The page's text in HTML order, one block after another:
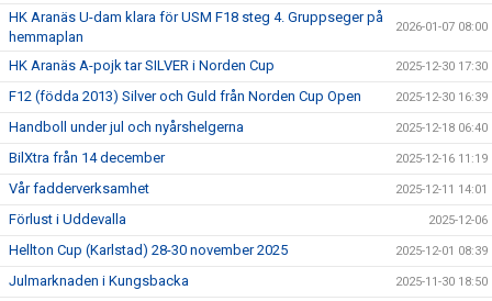
HK Aranäs U-dam klara för USM F18 steg 4. Gruppseger på
hemmaplan
2026-01-07 08:00
HK Aranäs A-pojk tar SILVER i Norden Cup 2025-12-30 17:30
F12 (födda 2013) Silver och Guld från Norden Cup Open 2025-12-30 16:39
Handboll under jul och nyårshelgerna 2025-12-18 06:40
BilXtra från 14 december 2025-12-16 11:19
Vår fadderverksamhet 2025-12-11 14:01
Förlust i Uddevalla 2025-12-06
Hellton Cup (Karlstad) 28-30 november 2025 2025-12-01 08:39
Julmarknaden i Kungsbacka 2025-11-30 18:50